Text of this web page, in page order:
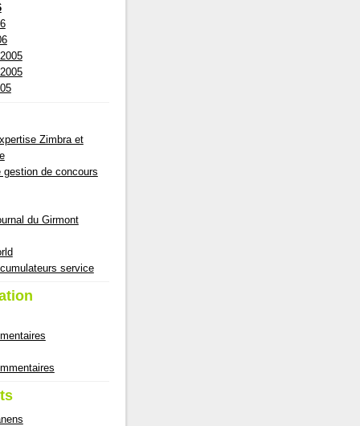
Zimbra et
gestion de concours
du Girmont
service